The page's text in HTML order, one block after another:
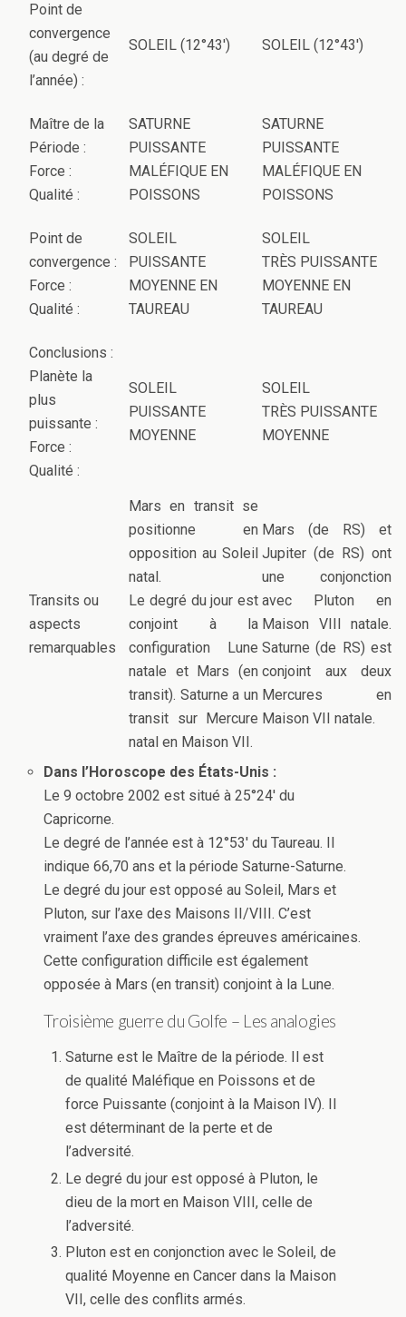
Point de
convergence
(au degré de
l’année) :
SOLEIL (12°43′) SOLEIL (12°43′)
Maître de la
Période :
Force :
Qualité :
SATURNE
PUISSANTE
MALÉFIQUE EN
POISSONS
SATURNE
PUISSANTE
MALÉFIQUE EN
POISSONS
Point de
convergence :
Force :
Qualité :
SOLEIL
PUISSANTE
MOYENNE EN
TAUREAU
SOLEIL
TRÈS PUISSANTE
MOYENNE EN
TAUREAU
Conclusions :
Planète la
plus
puissante :
Force :
Qualité :
SOLEIL
PUISSANTE
MOYENNE
SOLEIL
TRÈS PUISSANTE
MOYENNE
Transits ou
aspects
remarquables
Mars en transit se
positionne en
opposition au Soleil
natal.
Le degré du jour est
conjoint à la
configuration Lune
natale et Mars (en
transit). Saturne a un
transit sur Mercure
natal en Maison VII.
Mars (de RS) et
Jupiter (de RS) ont
une conjonction
avec Pluton en
Maison VIII natale.
Saturne (de RS) est
conjoint aux deux
Mercures en
Maison VII natale.
Dans l’Horoscope des États-Unis :
Le 9 octobre 2002 est situé à 25°24′ du
Capricorne.
Le degré de l’année est à 12°53′ du Taureau. Il
indique 66,70 ans et la période Saturne-Saturne.
Le degré du jour est opposé au Soleil, Mars et
Pluton, sur l’axe des Maisons II/VIII. C’est
vraiment l’axe des grandes épreuves américaines.
Cette configuration difficile est également
opposée à Mars (en transit) conjoint à la Lune.
Troisième guerre du Golfe – Les analogies
Saturne est le Maître de la période. Il est
de qualité Maléfique en Poissons et de
force Puissante (conjoint à la Maison IV). Il
est déterminant de la perte et de
l’adversité.
Le degré du jour est opposé à Pluton, le
dieu de la mort en Maison VIII, celle de
l’adversité.
Pluton est en conjonction avec le Soleil, de
qualité Moyenne en Cancer dans la Maison
VII, celle des conflits armés.